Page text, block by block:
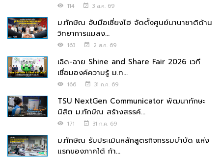
114 3 ส.ค. 69
ม.ทักษิณ จับมือเซี่ยงไฮ จัดตั้งศูนย์นานาชาติด้าน
วิทยาการแมลง...
163 2 ส.ค. 69
เฉิด-ฉาย Shine and Share Fair 2026 เวที
เชื่อมองค์ความรู้ ม.ท...
166 31 ก.ค. 69
TSU NextGen Communicator พัฒนาทักษะ
นิสิต ม.ทักษิณ สร้างสรรค์...
171 31 ก.ค. 69
ม.ทักษิณ รับประเมินหลักสูตรกิจกรรมบำบัด แห่ง
แรกของภาคใต้ ก้า...